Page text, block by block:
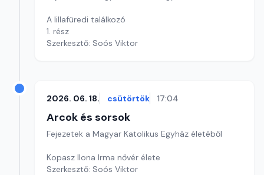
A lillafüredi találkozó
1. rész
Szerkesztő: Soós Viktor
2026. 06. 18. csütörtök 17:04
Arcok és sorsok
Fejezetek a Magyar Katolikus Egyház életéből
Kopasz Ilona Irma nővér élete
Szerkesztő: Soós Viktor